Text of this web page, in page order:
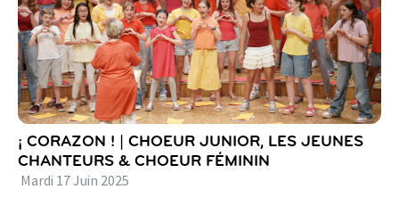
¡ CORAZON ! | CHOEUR JUNIOR, LES JEUNES
CHANTEURS & CHOEUR FÉMININ
Mardi 17Juin 2025